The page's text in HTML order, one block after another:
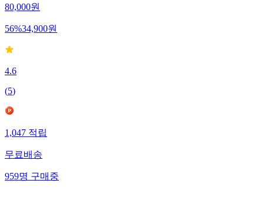
80,000원
56%34,900원
4.6
(5)
1,047적립
무료배송
959명구매중